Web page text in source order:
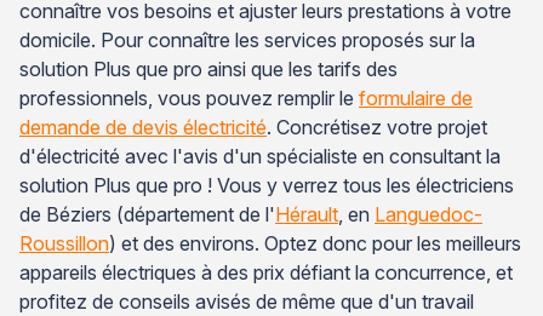
connaître vos besoins et ajuster leurs prestations à votre
domicile. Pour connaître les services proposés sur la
solution Plus que pro ainsi que les tarifs des
professionnels, vous pouvez remplir le formulaire de
demande de devis électricité. Concrétisez votre projet
d'électricité avec l'avis d'un spécialiste en consultant la
solution Plus que pro ! Vous y verrez tous les électriciens
de Béziers (département de l'Hérault , en Languedoc-
Roussillon) et des environs. Optez donc pour les meilleurs
appareils électriques à des prix défiant la concurrence, et
profitez de conseils avisés de même que d'un travail